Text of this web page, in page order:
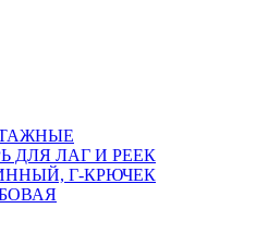
ДЛЯ ЛАГ И РЕЕК
Г-КРЮЧЕК